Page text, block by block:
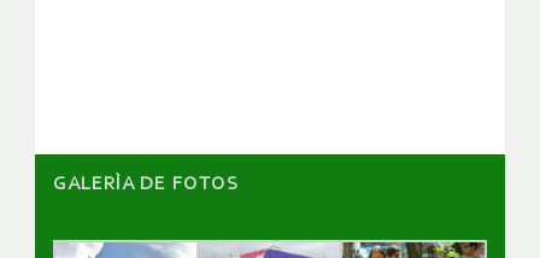
GALERÌA DE FOTOS